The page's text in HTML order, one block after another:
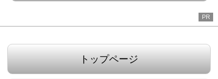
PR
トップページ